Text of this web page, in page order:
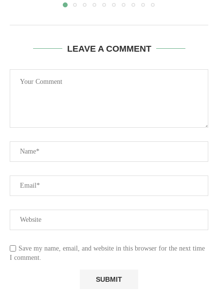
LEAVE A COMMENT
Save my name, email, and website in this browser for the next time
I comment.